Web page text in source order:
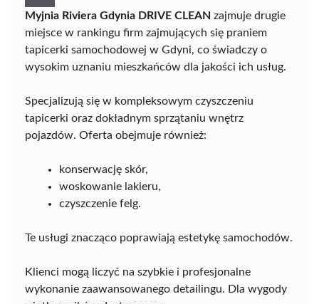
Myjnia Riviera Gdynia DRIVE CLEAN zajmuje drugie
miejsce w rankingu firm zajmujących się praniem
tapicerki samochodowej w Gdyni, co świadczy o
wysokim uznaniu mieszkańców dla jakości ich usług.
Specjalizują się w kompleksowym czyszczeniu
tapicerki oraz dokładnym sprzątaniu wnętrz
pojazdów. Oferta obejmuje również:
konserwację skór,
woskowanie lakieru,
czyszczenie felg.
Te usługi znacząco poprawiają estetykę samochodów.
Klienci mogą liczyć na szybkie i profesjonalne
wykonanie zaawansowanego detailingu. Dla wygody